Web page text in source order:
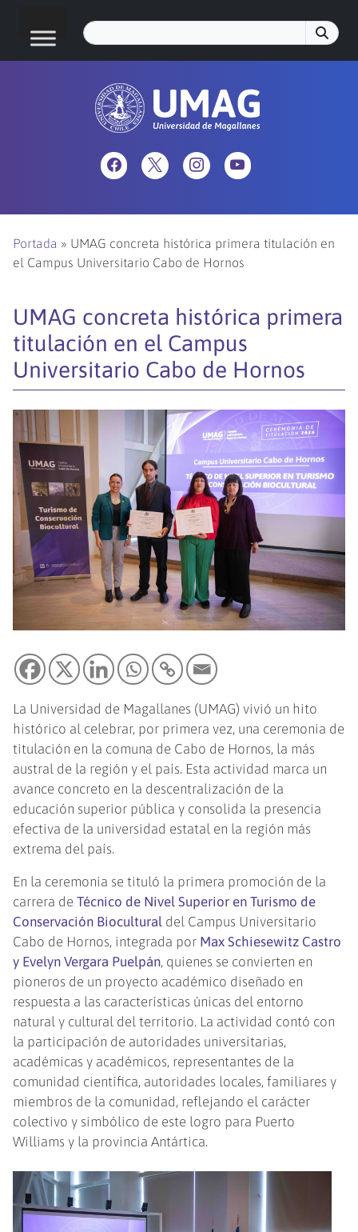
Portada » UMAG concreta histórica primera titulación en
el Campus Universitario Cabo de Hornos
UMAG concreta histórica primera
titulación en el Campus
Universitario Cabo de Hornos
La Universidad de Magallanes (UMAG) vivió un hito
histórico al celebrar, por primera vez, una ceremonia de
titulación en la comuna de Cabo de Hornos, la más
austral de la región y el país. Esta actividad marca un
avance concreto en la descentralización de la
educación superior pública y consolida la presencia
efectiva de la universidad estatal en la región más
extrema del país.
En la ceremonia se tituló la primera promoción de la
carrera deTécnico de Nivel Superior en Turismo de
Conservación Biocultural del Campus Universitario
Cabo de Hornos, integrada por Max Schiesewitz Castro
y Evelyn Vergara Puelpán, quienes se convierten en
pioneros de un proyecto académico diseñado en
respuesta a las características únicas del entorno
natural y cultural del territorio. La actividad contó con
la participación de autoridades universitarias,
académicas y académicos, representantes de la
comunidad científica, autoridades locales, familiares y
miembros de la comunidad, reflejando el carácter
colectivo y simbólico de este logro para Puerto
Williams y la provincia Antártica.